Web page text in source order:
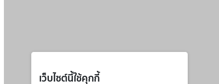
เว็บไซต์นี้ใช้คุกกี้